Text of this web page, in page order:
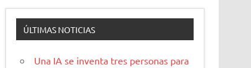
ÚLTIMAS NOTICIAS
Una IA se inventa tres personas para